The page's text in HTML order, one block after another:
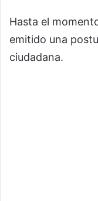
Hasta el
emitido una
ciudadana.